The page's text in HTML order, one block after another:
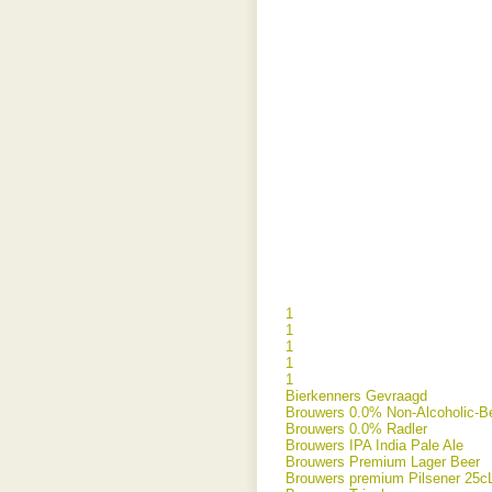
1
1
1
1
1
Bierkenners Gevraagd
Brouwers 0.0% Non-Alcoholic-
Brouwers 0.0% Radler
Brouwers IPA India Pale Ale
Brouwers Premium Lager Beer
Brouwers premium Pilsener